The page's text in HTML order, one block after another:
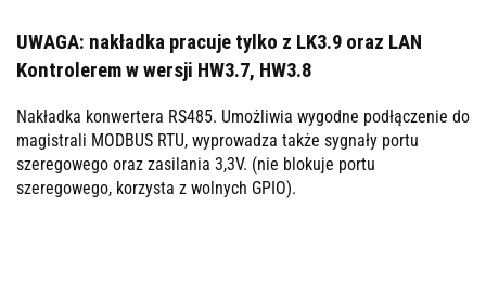
UWAGA: nakładka pracuje tylko z LK3.9 oraz LAN
Kontrolerem w wersji HW3.7, HW3.8
Nakładka konwertera RS485. Umożliwia wygodne podłączenie do
magistrali MODBUS RTU, wyprowadza także sygnały portu
szeregowego oraz zasilania 3,3V. (nie blokuje portu
szeregowego, korzysta z wolnych GPIO).